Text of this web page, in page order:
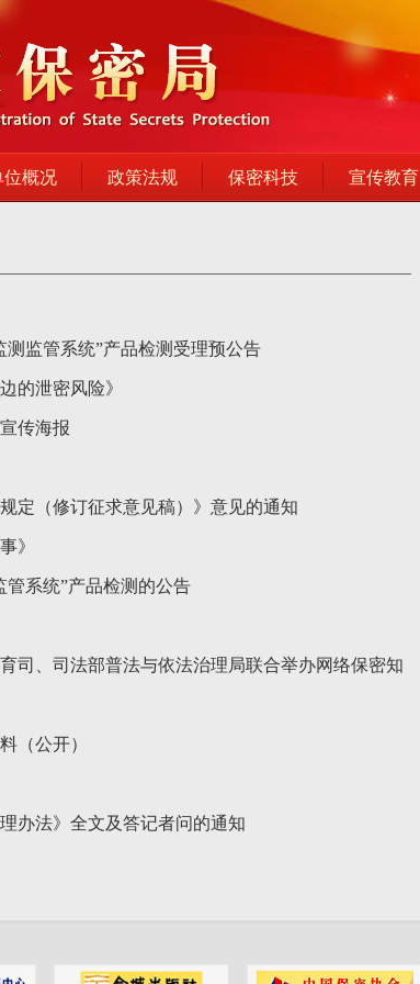
位概况 政策法规 保密科技 宣传教育
监管系统”产品检测受理预公告
的泄密风险》
传海报
定（修订征求意见稿）》意见的通知
》
管系统”产品检测的公告
司、司法部普法与依法治理局联合举办网络保密知
（公开）
办法》全文及答记者问的通知